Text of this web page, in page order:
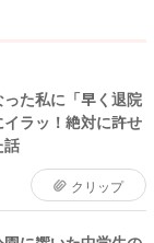
た私に「早く退院
ラッ！絶対に許せ
話
クリップ